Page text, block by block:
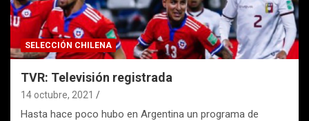
SELECCIÓN CHILENA
TVR: Televisión registrada
14 octubre, 2021
Hasta hace poco hubo en Argentina un programa de